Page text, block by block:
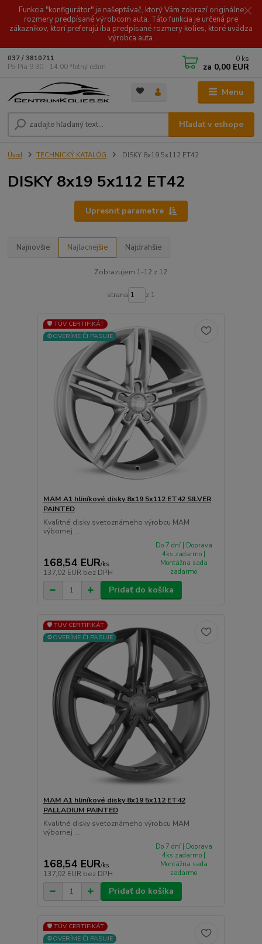
Funkcia "konfigurátor" je našeptávač, ktorý Vám zobrazí originálne
rozmery predpísané výrobcom auta. Táto funkcia je určená pre
zákazníkov, ktorí preferujú iba predpísané rozmery kolies, ktoré uvádza
výrobca auta.
Menu
Hľadať v eshope
037 / 3810711
Po-Pia 9.30 - 14.00 *letný režim
0 ks
za 0,00 EUR
Úvod TECHNICKÝ KATALÓG DISKY 8x19 5x112 ET42
DISKY 8x19 5x112 ET42
Upresniť parametre
Najnovšie Najlacnejšie Najdrahšie
Zobrazujem 1-12 z 12
strana z 1
🛡️ TÜV CERTIFIKÁT
⚙️OVERÍME ČI PASUJE
MAM A1 hliníkové disky 8x19 5x112 ET42 SILVER
PAINTED
Kvalitné disky svetoznámeho výrobcu MAM
výbornej ...
168,54 EUR/ks
137,02 EUR bez DPH
Do 7 dní | Doprava
4ks zadarmo |
Montážna sada
zadarmo
Pridať do košíka
🛡️ TÜV CERTIFIKÁT
⚙️OVERÍME ČI PASUJE
MAM A1 hliníkové disky 8x19 5x112 ET42
PALLADIUM PAINTED
Kvalitné disky svetoznámeho výrobcu MAM
výbornej ...
168,54 EUR/ks
137,02 EUR bez DPH
Do 7 dní | Doprava
4ks zadarmo |
Montážna sada
zadarmo
Pridať do košíka
🛡️ TÜV CERTIFIKÁT
⚙️OVERÍME ČI PASUJE